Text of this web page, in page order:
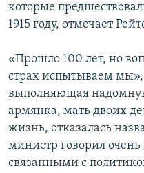
которые
1915 году, отмечает
«Прошло 100 лет, но
страх испытываем мы»,
выполняющая
армянка, мать двоих
жизнь, отказалась
министр говорил
связанными с